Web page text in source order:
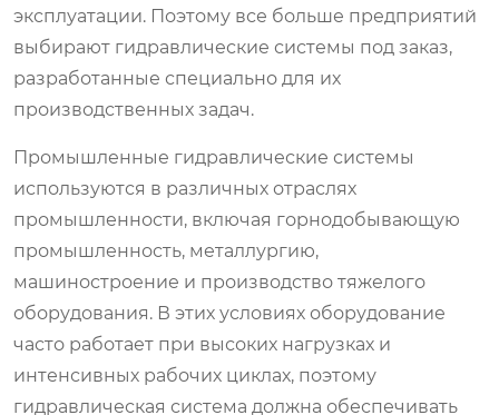
эксплуатации. Поэтому все больше предприятий
выбирают гидравлические системы под заказ,
разработанные специально для их
производственных задач.
Промышленные гидравлические системы
используются в различных отраслях
промышленности, включая горнодобывающую
промышленность, металлургию,
машиностроение и производство тяжелого
оборудования. В этих условиях оборудование
часто работает при высоких нагрузках и
интенсивных рабочих циклах, поэтому
гидравлическая система должна обеспечивать